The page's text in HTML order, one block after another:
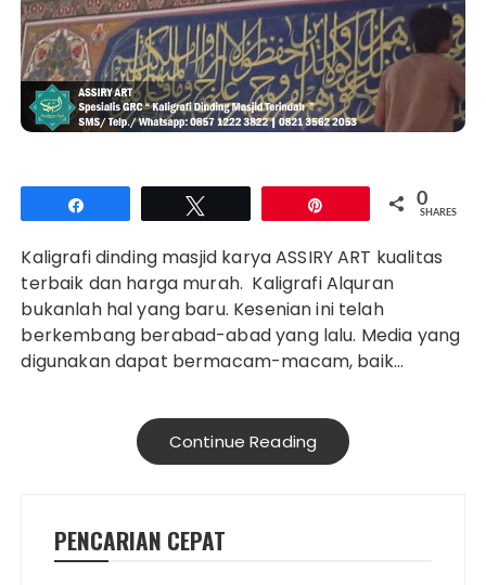
0
SHARES
Kaligrafi dinding masjid karya ASSIRY ART kualitas
terbaik dan harga murah. Kaligrafi Alquran
bukanlah hal yang baru. Kesenian ini telah
berkembang berabad-abad yang lalu. Media yang
digunakan dapat bermacam-macam, baik…
Continue Reading
PENCARIAN CEPAT